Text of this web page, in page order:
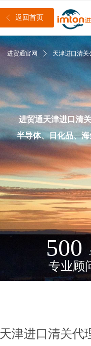
ꁣ 返回首页
进贸通天津进口清
半导体、日化品、
进贸通官网 ꄲ 天津进口清关
天津进口清关代
专业顾
500